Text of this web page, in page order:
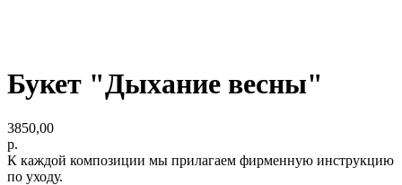
Букет "Дыхание весны"
3850,00
р.
К каждой композиции мы прилагаем фирменную инструкцию
по уходу.